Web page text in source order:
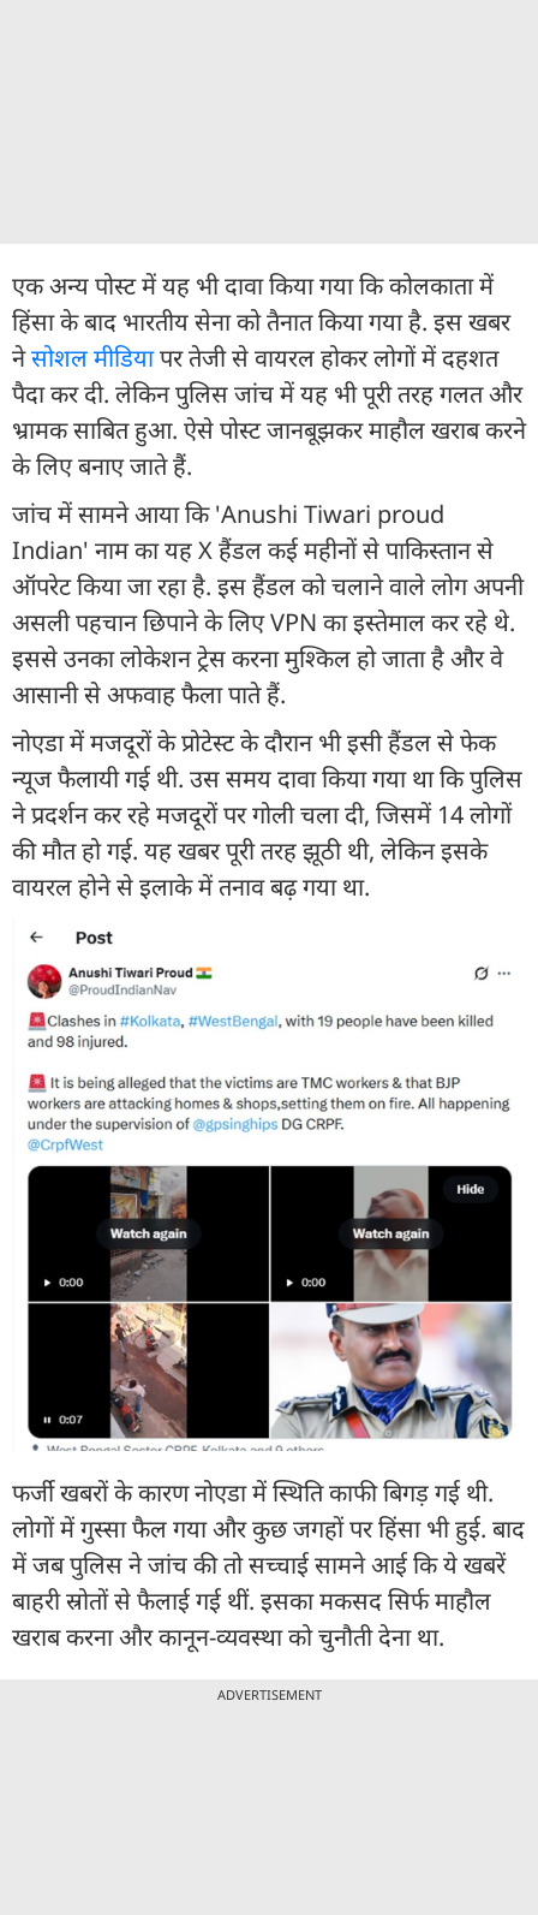
एक अन्य पोस्ट में यह भी दावा किया गया कि कोलकाता में
हिंसा के बाद भारतीय सेना को तैनात किया गया है. इस खबर
नेसोशल मीडियापर तेजी से वायरल होकर लोगों में दहशत
पैदा कर दी. लेकिन पुलिस जांच में यह भी पूरी तरह गलत और
भ्रामक साबित हुआ. ऐसे पोस्ट जानबूझकर माहौल खराब करने
के लिए बनाए जाते हैं.
जांच में सामने आया कि 'Anushi Tiwari proud
Indian' नाम का यह X हैंडल कई महीनों से पाकिस्तान से
ऑपरेट किया जा रहा है. इस हैंडल को चलाने वाले लोग अपनी
असली पहचान छिपाने के लिए VPN का इस्तेमाल कर रहे थे.
इससे उनका लोकेशन ट्रेस करना मुश्किल हो जाता है और वे
आसानी से अफवाह फैला पाते हैं.
नोएडा में मजदूरों के प्रोटेस्ट के दौरान भी इसी हैंडल से फेक
न्यूज फैलायी गई थी. उस समय दावा किया गया था कि पुलिस
ने प्रदर्शन कर रहे मजदूरों पर गोली चला दी, जिसमें 14 लोगों
की मौत हो गई. यह खबर पूरी तरह झूठी थी, लेकिन इसके
वायरल होने से इलाके में तनाव बढ़ गया था.
फर्जी खबरों के कारण नोएडा में स्थिति काफी बिगड़ गई थी.
लोगों में गुस्सा फैल गया और कुछ जगहों पर हिंसा भी हुई. बाद
में जब पुलिस ने जांच की तो सच्चाई सामने आई कि ये खबरें
बाहरी स्रोतों से फैलाई गई थीं. इसका मकसद सिर्फ माहौल
खराब करना और कानून-व्यवस्था को चुनौती देना था.
ADVERTISEMENT